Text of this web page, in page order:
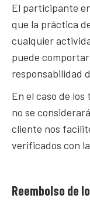
El participante
que la práctica
cualquier
puede
responsabilidad
En el caso de
no se
cliente nos
verificados con
Reembolso de